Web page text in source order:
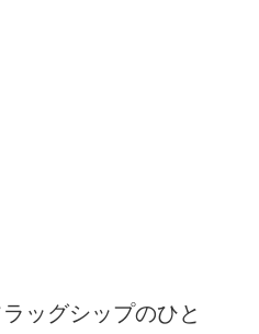
ッグシップのひと